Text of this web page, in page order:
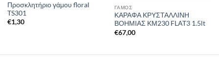
Προσκλητήριο γάμου floral
TS301
€1,30
ΓΑΜΟΣ
ΚΑΡΑΦΑ ΚΡΥΣΤΑΛΛΙΝΗ
ΒΟΗΜΙΑΣ ΚΜ230 FLAT3 1.5lt
€67,00